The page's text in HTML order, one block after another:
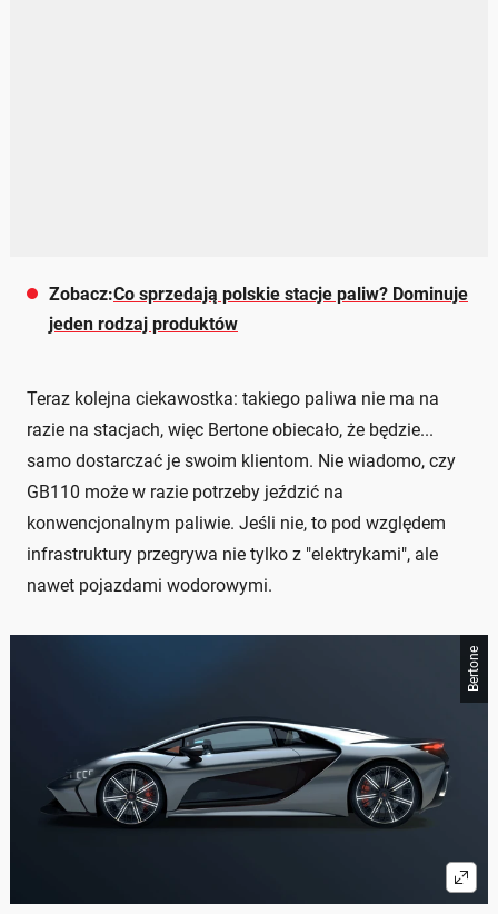
Zobacz:Co sprzedają polskie stacje paliw? Dominuje
jeden rodzaj produktów
Teraz kolejna ciekawostka: takiego paliwa nie ma na
razie na stacjach, więc Bertone obiecało, że będzie...
samo dostarczać je swoim klientom. Nie wiadomo, czy
GB110 może w razie potrzeby jeździć na
konwencjonalnym paliwie. Jeśli nie, to pod względem
infrastruktury przegrywa nie tylko z "elektrykami", ale
nawet pojazdami wodorowymi.
Bertone